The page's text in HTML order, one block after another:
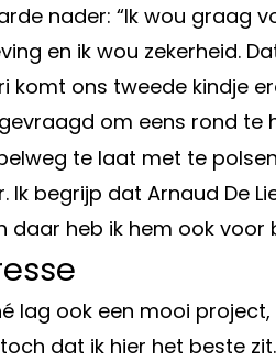
nader: “Ik wou graag
en ik wou zekerheid.
komt ons tweede kindje
om eens rond te
te laat met te
Ik begrijp dat Arnaud De
daar heb ik hem ook voor
lag ook een mooi
dat ik hier het beste